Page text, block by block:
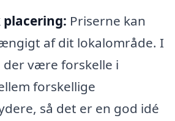
placering: Priserne kan
af dit lokalområde. I
der være forskelle i
forskellige
så det er en god idé